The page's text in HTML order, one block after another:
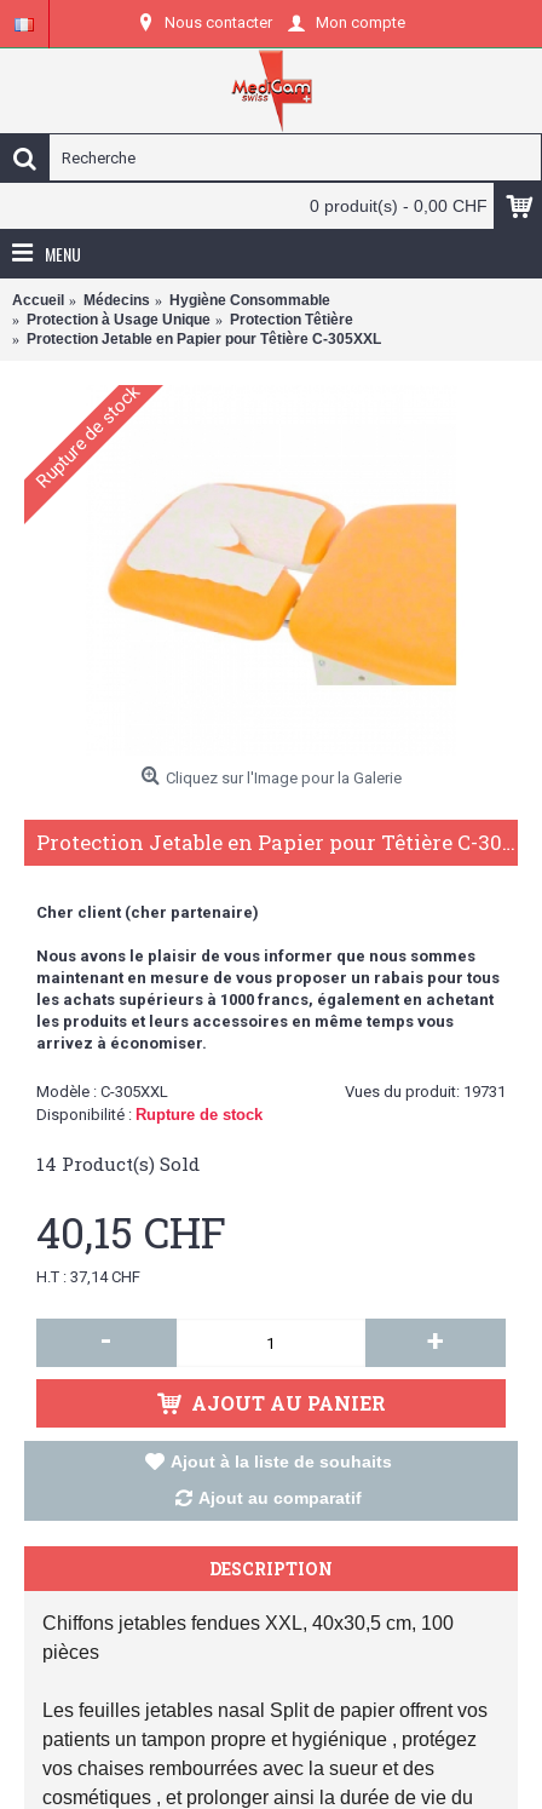
Nous contacter Mon compte
0 produit(s) - 0,00 CHF
MENU
Accueil Médecins
Hygiène Consommable
Protection à Usage Unique
Protection Têtière
Protection Jetable en Papier pour Têtière C-305XXL
Rupture de stock
Cliquez sur l'Image pour la Galerie
Protection Jetable en Papier pour Têtière C-305XXL
Cher client (cher partenaire)
Nous avons le plaisir de vous informer que nous sommes
maintenant en mesure de vous proposer un rabais pour tous
les achats supérieurs à 1000 francs, également en achetant
les produits et leurs accessoires en même temps vous
arrivez à économiser.
Vues du produit: 19731
Modèle : C-305XXL
Disponibilité : Rupture de stock
14 Product(s) Sold
40,15 CHF
H.T : 37,14 CHF
- +
AJOUT AU PANIER
Ajout à la liste de souhaits
Ajout au comparatif
DESCRIPTION
Chiffons jetables fendues XXL, 40x30,5 cm, 100
pièces
Les feuilles jetables nasal Split de papier offrent vos
patients un tampon propre et hygiénique , protégez
vos chaises rembourrées avec la sueur et des
cosmétiques , et prolonger ainsi la durée de vie du